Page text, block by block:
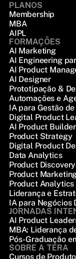
PLANOS
Membership
MBA
AIPL
FORMAÇÕES
AI Marketing
AI Engineering
AI Product
AI Designer
Prototipação &
Automações e
IA para Gestão
Digital Product
AI Product
Product Strategy
Digital Product
Data Analytics
Product Discovery
Product
Product Analytics
Liderança e
IA para Negócios
JORNADAS
AI Product
MBA: Liderança
Pós-Graduação
SOBRE A TERA
Cursos de